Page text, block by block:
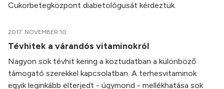
Cukorbetegközpont diabetológusát kérdeztük.
2017. NOVEMBER 10.
Tévhitek a várandós vitaminokról
Nagyon sok tévhit kering a köztudatban a különböző
támogató szerekkel kapcsolatban. A terhesvitaminok
egyik leginkább elterjedt - úgymond - mellékhatása sok